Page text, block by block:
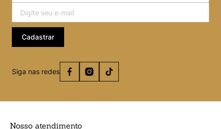
Cadastrar
Siga nas redes
Nosso atendimento